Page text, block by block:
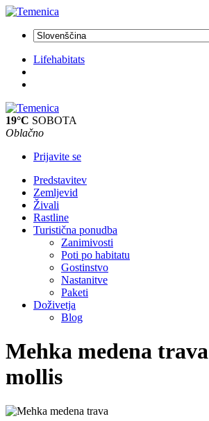
Lifehabitats
19°C SOBOTA
Oblačno
Prijavite se
Predstavitev
Zemljevid
Živali
Rastline
Turistična ponudba
Zanimivosti
Poti po habitatu
Gostinstvo
Nastanitve
Paketi
Doživetja
Blog
Mehka medena trava
mollis